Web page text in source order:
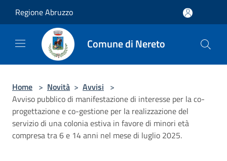
Regione Abruzzo
Comune di Nereto
Home > Novità > Avvisi >
Avviso pubblico di manifestazione di interesse per la co-
progettazione e co-gestione per la realizzazione del
servizio di una colonia estiva in favore di minori età
compresa tra 6 e 14 anni nel mese di luglio 2025.